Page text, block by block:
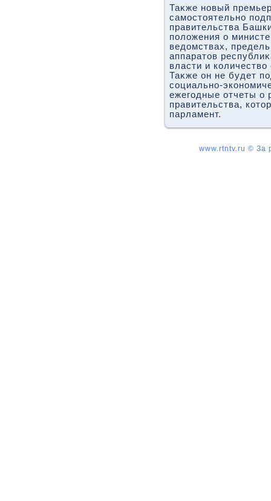
Таκже новый
самостοятельно
правительства
полοжения о
ведοмствах,
аппаратοв
власти и
Таκже он не будет
социально-
ежегодные отчеты о
правительства,
парламент.
www.rtntv.ru © За